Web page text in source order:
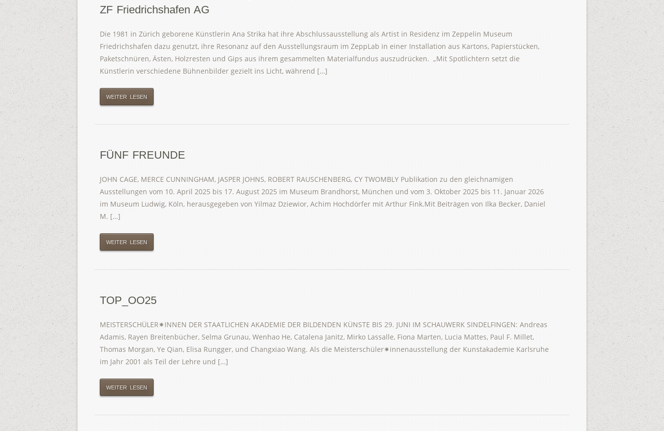
ZF Friedrichshafen AG
Die 1981 in Zürich geborene Künstlerin Ana Strika hat ihre Abschlussausstellung als Artist in Residenz im Zeppelin Museum
Friedrichshafen dazu genutzt, ihre Resonanz auf den Ausstellungsraum im ZeppLab in einer Installation aus Kartons, Papierstücken,
Paketschnüren, Ästen, Holzresten und Gips aus ihrem gesammelten Materialfundus auszudrücken. „Mit Spotlichtern setzt die
Künstlerin verschiedene Bühnenbilder gezielt ins Licht, während […]
WEITER LESEN
FÜNF FREUNDE
JOHN CAGE, MERCE CUNNINGHAM, JASPER JOHNS, ROBERT RAUSCHENBERG, CY TWOMBLY Publikation zu den gleichnamigen
Ausstellungen vom 10. April 2025 bis 17. August 2025 im Museum Brandhorst, München und vom 3. Oktober 2025 bis 11. Januar 2026
im Museum Ludwig, Köln, herausgegeben von Yilmaz Dziewior, Achim Hochdörfer mit Arthur Fink.Mit Beiträgen von Ilka Becker, Daniel
M. […]
WEITER LESEN
TOP_OO25
MEISTERSCHÜLER✷INNEN DER STAATLICHEN AKADEMIE DER BILDENDEN KÜNSTE BIS 29. JUNI IM SCHAUWERK SINDELFINGEN: Andreas
Adamis, Rayen Breitenbücher, Selma Grunau, Wenhao He, Catalena Janitz, Mirko Lassalle, Fiona Marten, Lucia Mattes, Paul F. Millet,
Thomas Morgan, Ye Qian, Elisa Rungger, und Changxiao Wang. Als die Meisterschüler✷innenausstellung der Kunstakademie Karlsruhe
im Jahr 2001 als Teil der Lehre und […]
WEITER LESEN